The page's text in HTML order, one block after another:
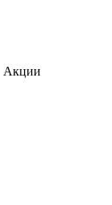
Акции